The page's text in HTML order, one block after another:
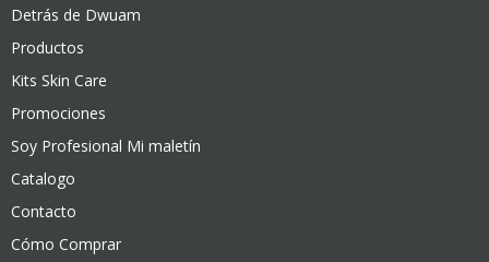
Detrás de Dwuam
Productos
Kits Skin Care
Promociones
Soy Profesional Mi maletín
Catalogo
Contacto
Cómo Comprar